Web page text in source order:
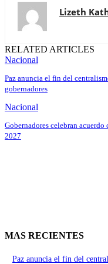
Lizeth
RELATED ARTICLES
Nacional
Paz anuncia el fin del
gobernadores
Nacional
Gobernadores celebran
2027
MAS RECIENTES
Paz anuncia el fin del